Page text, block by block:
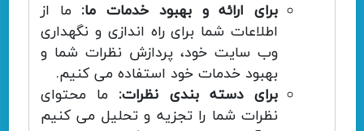
برای ارائه و بهبود خدمات ما: ما از
اطلاعات شما برای راه اندازی و نگهداری
وب سایت خود، پردازش نظرات شما و
بهبود خدمات خود استفاده می کنیم.
برای دسته بندی نظرات: ما محتوای
نظرات شما را تجزیه و تحلیل می کنیم